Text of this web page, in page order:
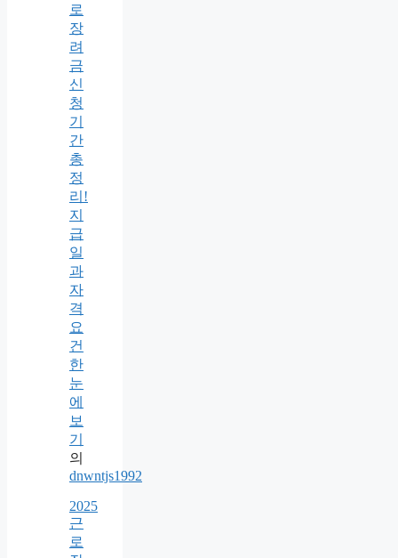
로
장
려
금
신
청
기
간
총
정
리!
지
급
일
과
자
격
요
건
한
눈
에
보
기
의
dnwntjs1992
2025
근
로